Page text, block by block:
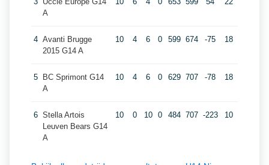
A
4 Avanti Brugge
2015 G14 A
10 4 6 0 599 674 -75 18
5
BC Sprimont G14
A
10 4 6 0 629 707 -78 18
6 Stella Artois
Leuven Bears G14
A
10 0 10 0 484 707 -223 10